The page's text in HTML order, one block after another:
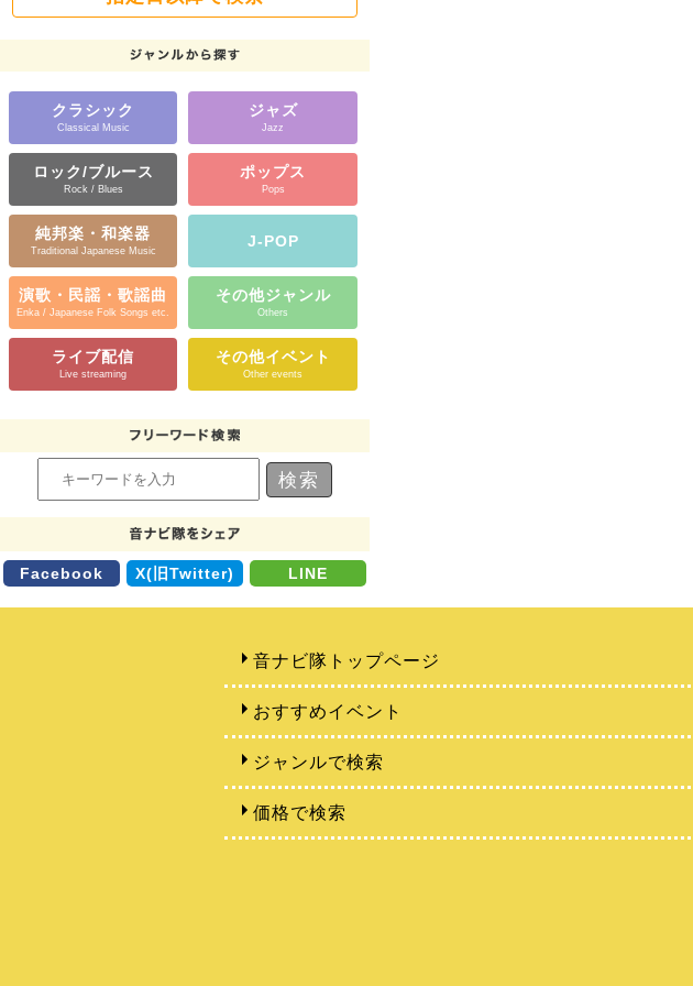
クラシック
Classical Music
ジャズ
Jazz
ロック/ブルース
Rock / Blues
ポップス
Pops
純邦楽・和楽器
Traditional Japanese Music
J-POP
演歌・民謡・歌謡曲
Enka / Japanese Folk Songs etc.
その他ジャンル
Others
ライブ配信
Live streaming
その他イベント
Other events
Facebook X(旧Twitter) LINE
音ナビ隊トップページ
おすすめイベント
ジャンルで検索
価格で検索